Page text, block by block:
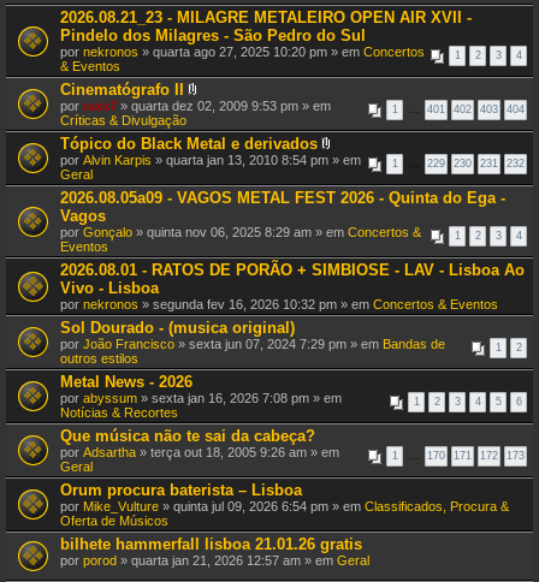
ó
p
i
c
o
t
e
m
u
m
a
v
o
t
a
ç
ã
o
.
e
x
o
(
)
2026.08.21_23 - MILAGRE METALEIRO OPEN AIR XVII -
Pindelo dos Milagres - São Pedro do Sul
1 2 3 4
por nekronos » quarta ago 27, 2025 10:20 pm » em Concertos
& Eventos
Cinematógrafo II
A
e
x
o
s
)
1 401 402 403 404
por raxx7 » quarta dez 02, 2009 9:53 pm » em
Críticas & Divulgação
Tópico do Black Metal e derivados
A
e
(
)
1 229 230 231 232
por Alvin Karpis » quarta jan 13, 2010 8:54 pm » em
Geral
2026.08.05a09 - VAGOS METAL FEST 2026 - Quinta do Ega -
Vagos
1 2 3 4
por Gonçalo » quinta nov 06, 2025 8:29 am » em Concertos &
Eventos
2026.08.01 - RATOS DE PORÃO + SIMBIOSE - LAV - Lisboa Ao
Vivo - Lisboa
por nekronos » segunda fev 16, 2026 10:32 pm » em Concertos & Eventos
Sol Dourado - (musica original)
1 2
por João Francisco » sexta jun 07, 2024 7:29 pm » em Bandas de
outros estilos
Metal News - 2026
1 2 3 4 5 6
por abyssum » sexta jan 16, 2026 7:08 pm » em
Notícias & Recortes
Que música não te sai da cabeça?
1 170 171 172 173
por Adsartha » terça out 18, 2005 9:26 am » em
Geral
Orum procura baterista – Lisboa
por Mike_Vulture » quinta jul 09, 2026 6:54 pm » em Classificados, Procura &
Oferta de Músicos
bilhete hammerfall lisboa 21.01.26 gratis
por porod » quarta jan 21, 2026 12:57 am » em Geral